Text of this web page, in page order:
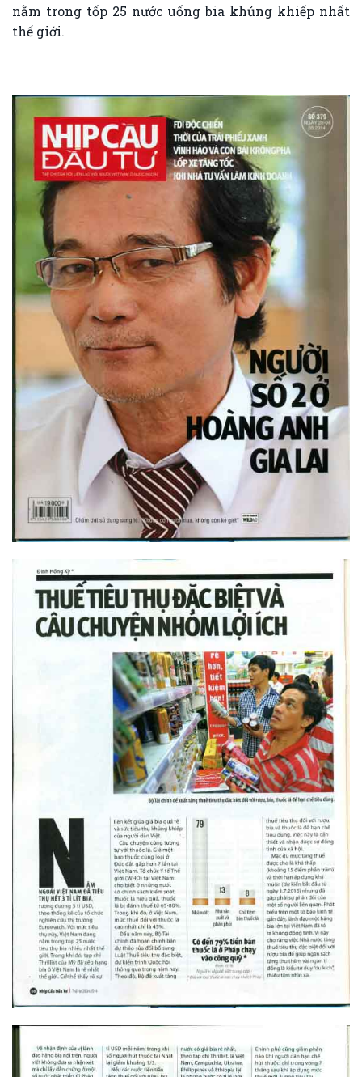
nằm trong tốp 25 nước uống bia khủng khiếp nhất
thế giới.